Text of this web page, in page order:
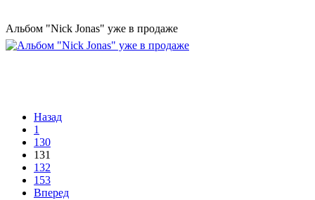
Альбом "Nick Jonas" уже в продаже
Назад
1
130
131
132
153
Вперед